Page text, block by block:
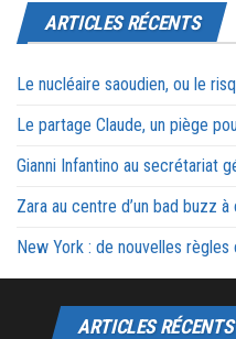
ARTICLES RÉCENTS
Le nucléaire saoudien, ou le
Le partage Claude, un piège
Gianni Infantino au secrétariat
Zara au centre d’un bad buzz à
New York : de nouvelles
ARTICLES RÉCENTS